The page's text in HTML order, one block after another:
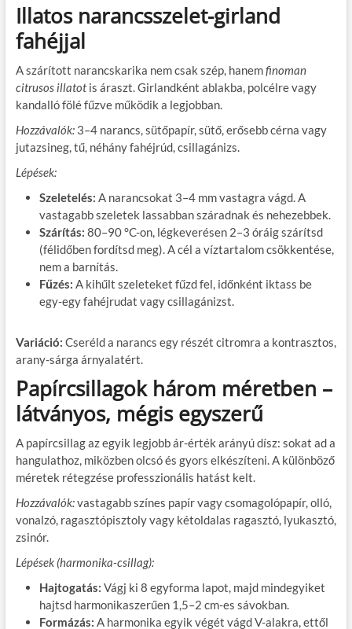
Illatos narancsszelet-girland
fahéjjal
A szárított narancskarika nem csak szép, hanemfinoman
citrusos illatotis áraszt. Girlandként ablakba, polcélre vagy
kandalló fölé fűzve működik a legjobban.
Hozzávalók:3–4 narancs, sütőpapír, sütő, erősebb cérna vagy
jutazsineg, tű, néhány fahéjrúd, csillagánizs.
Lépések:
Szeletelés: A narancsokat 3–4 mm vastagra vágd. A
vastagabb szeletek lassabban száradnak és nehezebbek.
Szárítás: 80–90 °C-on, légkeverésen 2–3 óráig szárítsd
(félidőben fordítsd meg). A cél a víztartalom csökkentése,
nem a barnítás.
Fűzés: A kihűlt szeleteket fűzd fel, időnként iktass be
egy-egy fahéjrudat vagy csillagánizst.
Variáció: Cseréld a narancs egy részét citromra a kontrasztos,
arany-sárga árnyalatért.
Papírcsillagok három méretben –
látványos, mégis egyszerű
A papírcsillag az egyik legjobb ár-érték arányú dísz: sokat ad a
hangulathoz, miközben olcsó és gyors elkészíteni. A különböző
méretek rétegzése professzionális hatást kelt.
Hozzávalók:vastagabb színes papír vagy csomagolópapír, olló,
vonalzó, ragasztópisztoly vagy kétoldalas ragasztó, lyukasztó,
zsinór.
Lépések (harmonika-csillag):
Hajtogatás: Vágj ki 8 egyforma lapot, majd mindegyiket
hajtsd harmonikaszerűen 1,5–2 cm-es sávokban.
Formázás: A harmonika egyik végét vágd V-alakra, ettől